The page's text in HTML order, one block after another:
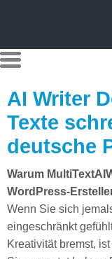
AI Writer
Texte
deutsche
Warum
WordPress-
Wenn Sie sich
eingeschränkt
Kreativität bremst,